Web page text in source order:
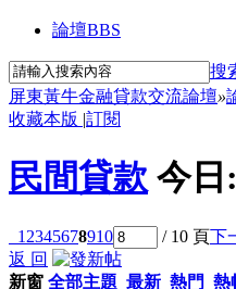
論壇BBS
搜
屏東黃牛金融貸款交流論壇»
收藏本版 |訂閱
民間貸款 今日:
1 2345678910 / 10 頁下
返 回
新窗 全部主題 最新 熱門 熱